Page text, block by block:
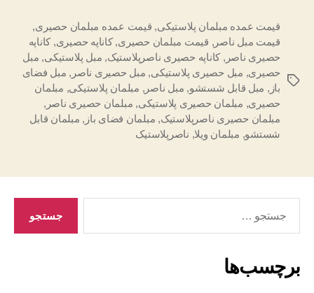
برچسب‌ها
قیمت عمده مبلمان پلاستیکی, قیمت عمده مبلمان حصیری,
قیمت مبل ناصر , قیمت مبلمان حصیری,کاناپه حصیری, کاناپه
حصیری ناصر , کاناپه حصیری ناصرپلاستیک, مبل پلاستیکی, مبل
حصیری, مبل حصیری پلاستیکی, مبل حصیری ناصر , مبل فضای
باز , مبل قابل شستشو, مبل ناصر , مبلمان پلاستیکی, مبلمان
حصیری, مبلمان حصیری پلاستیکی, مبلمان حصیری ناصر ,
مبلمان حصیری ناصرپلاستیک, مبلمان فضای باز , مبلمان قابل
شستشو, مبلمان ویلا, ناصرپلاستیک
برچسب‌ها